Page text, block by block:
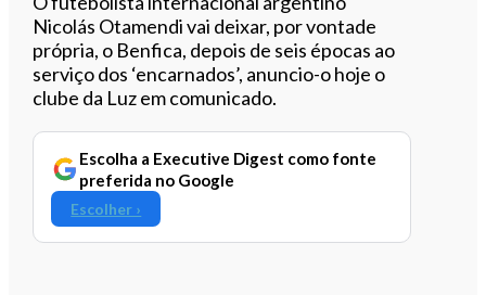
Nicolás Otamendi vai deixar, por vontade
própria, o Benfica, depois de seis épocas ao
serviço dos ‘encarnados’, anuncio-o hoje o
clube da Luz em comunicado.
Escolha a Executive Digest como fonte
preferida no Google
Escolher ›